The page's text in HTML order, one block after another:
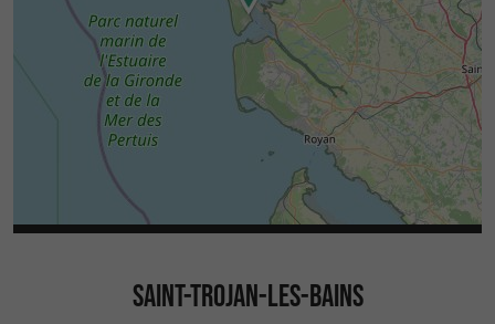
SAINT-TROJAN-LES-BAINS